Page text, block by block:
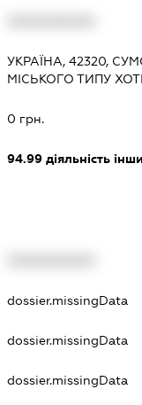
УКРАЇНА, 42320,
МІСЬКОГО ТИПУ
0 грн.
94.99діяльність
dossier.missingData
dossier.missingData
dossier.missingData